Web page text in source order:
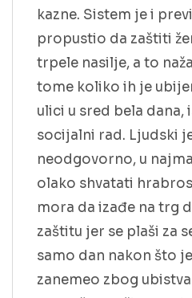
kazne. Sistem je i
propustio da zaštiti
trpele nasilje, a to
tome koliko ih je
ulici u sred bela dana,
socijalni rad. Ljudski
neodgovorno, u
olako shvatati
mora da izađe na trg
zaštitu jer se plaši za
samo dan nakon što
zanemeo zbog